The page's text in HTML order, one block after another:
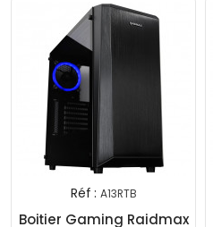
Réf : A13RTB
Boitier Gaming Raidmax